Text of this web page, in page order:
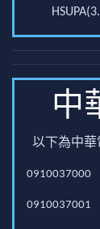
中
以下為中華
0910037000
0910037001